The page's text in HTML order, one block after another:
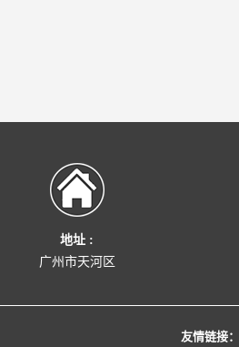
地址 :
广州市天河区
友情链接：